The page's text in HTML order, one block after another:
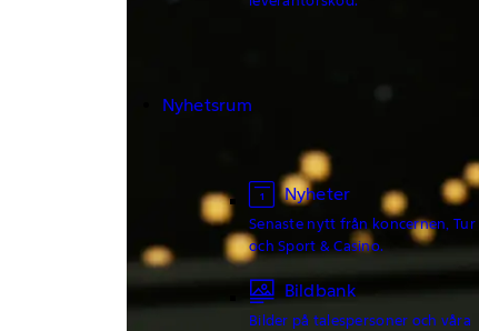
Nyhetsrum
Nyheter
Senaste nytt från koncernen, Tur
och Sport & Casino.
Bildbank
Bilder på talespersoner och våra